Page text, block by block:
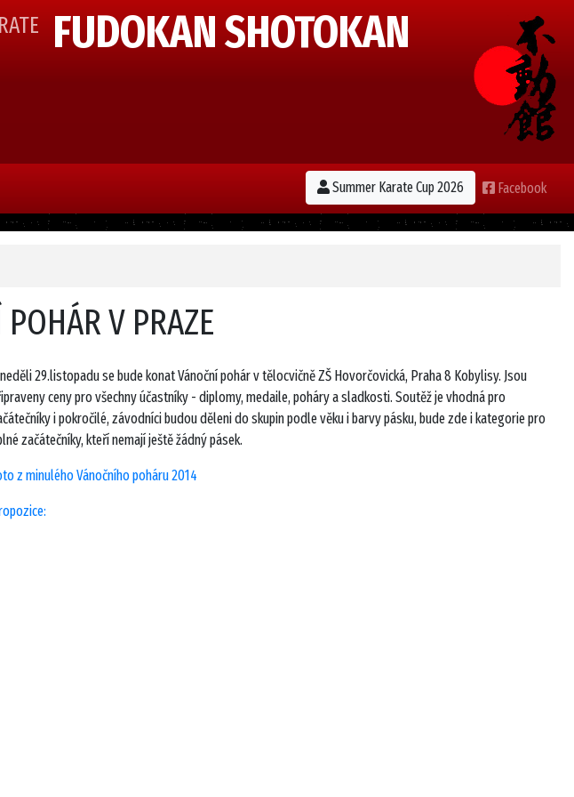
FUDOKAN SHOTOKAN
Summer Karate Cup 2026 Facebook
V PRAZE
29.listopadu se bude konat Vánoční pohár v tělocvičně ZŠ Hovorčovická, Praha 8 Kobylisy. Jsou
ceny pro všechny účastníky - diplomy, medaile, poháry a sladkosti. Soutěž je vhodná pro
i pokročilé, závodníci budou děleni do skupin podle věku i barvy pásku, bude zde i kategorie pro
začátečníky, kteří nemají ještě žádný pásek.
z minulého Vánočního poháru 2014